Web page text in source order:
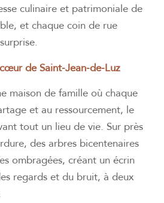
culinaire et patrimoniale de
et chaque coin de rue
de Saint-Jean-de-Luz
maison de famille où chaque
et au ressourcement, le
tout un lieu de vie. Sur près
des arbres bicentenaires
ombragées, créant un écrin
regards et du bruit, à deux